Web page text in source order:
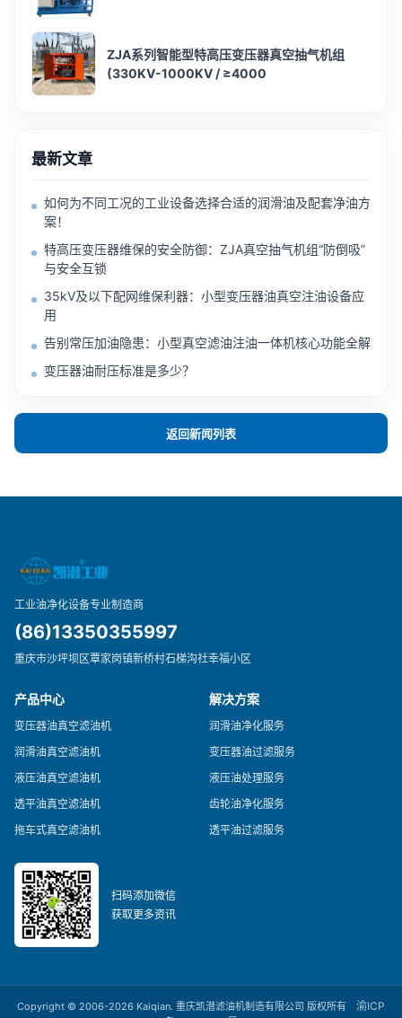
ZJA系列智能型特高压变压器真空抽气机组
(330KV-1000KV / ≥4000
最新文章
如何为不同工况的工业设备选择合适的润滑油及配套净油方
案！
特高压变压器维保的安全防御：ZJA真空抽气机组“防倒吸”
与安全互锁
35kV及以下配网维保利器：小型变压器油真空注油设备应
用
告别常压加油隐患：小型真空滤油注油一体机核心功能全解
变压器油耐压标准是多少？
返回新闻列表
工业油净化设备专业制造商
(86)13350355997
重庆市沙坪坝区覃家岗镇新桥村石梯沟社幸福小区
产品中心
变压器油真空滤油机
润滑油真空滤油机
液压油真空滤油机
透平油真空滤油机
拖车式真空滤油机
解决方案
润滑油净化服务
变压器油过滤服务
液压油处理服务
齿轮油净化服务
透平油过滤服务
扫码添加微信
获取更多资讯
Copyright © 2006-2026 Kaiqian. 重庆凯潜滤油机制造有限公司 版权所有 渝ICP